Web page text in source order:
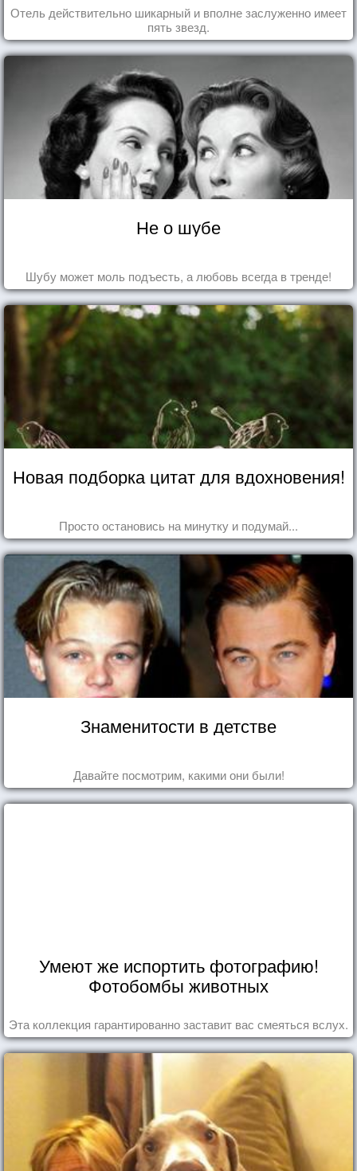
Отель действительно шикарный и вполне заслуженно имеет
пять звезд.
Не о шубе
Шубу может моль подъесть, а любовь всегда в тренде!
Новая подборка цитат для вдохновения!
Просто остановись на минутку и подумай...
Знаменитости в детстве
Давайте посмотрим, какими они были!
Умеют же испортить фотографию!
Фотобомбы животных
Эта коллекция гарантированно заставит вас смеяться вслух.